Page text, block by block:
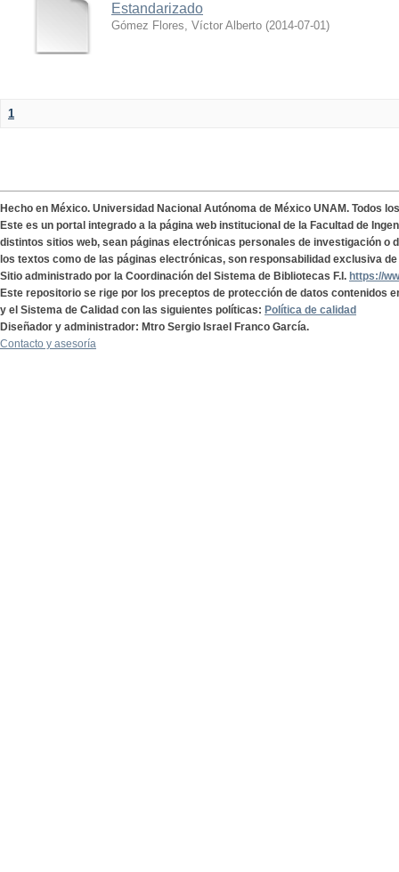
Estandarizado
Gómez Flores, Víctor Alberto (2014-07-01)
1
Hecho en México. Universidad Nacional Autónoma de México UNAM. Todos
Este es un portal integrado a la página web institucional de la Facultad de
distintos sitios web, sean páginas electrónicas personales de investigación o
los textos como de las páginas electrónicas, son responsabilidad exclusiva
Sitio administrado por la Coordinación del Sistema de Bibliotecas F.I. https://
Este repositorio se rige por los preceptos de protección de datos contenidos
y el Sistema de Calidad con las siguientes políticas: Política de calidad
Diseñador y administrador: Mtro Sergio Israel Franco García.
Contacto y asesoría